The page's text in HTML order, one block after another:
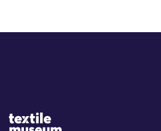
Site Logo